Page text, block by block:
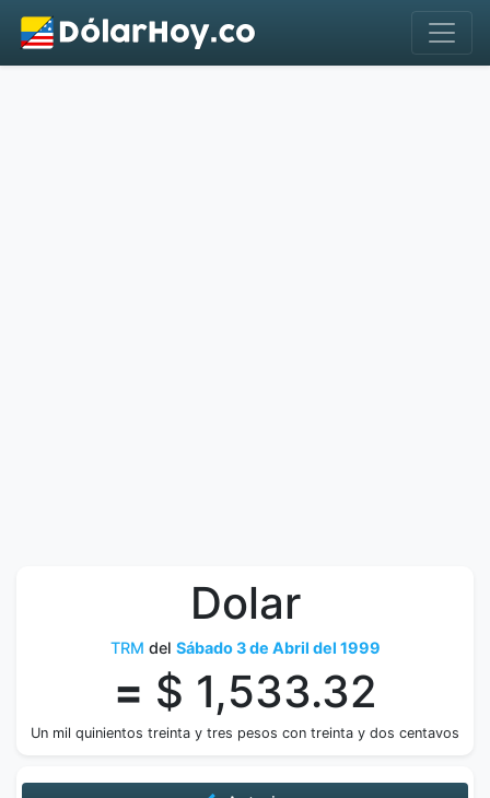
Dolar
TRM del Sábado 3 de Abril del 1999
= $ 1,533.32
Un mil quinientos treinta y tres pesos con treinta y dos centavos